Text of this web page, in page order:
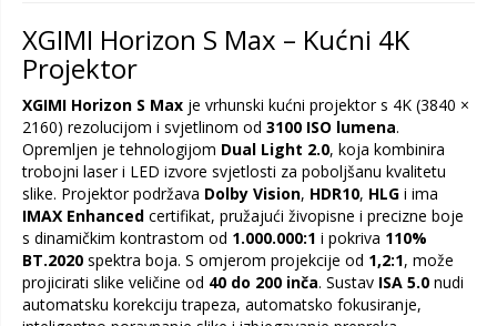
XGIMI Horizon S Max – Kućni 4K
Projektor
XGIMI Horizon S Max je vrhunski kućni projektor s 4K (3840 ×
2160) rezolucijom i svjetlinom od 3100 ISO lumena.
Opremljen je tehnologijom Dual Light 2.0, koja kombinira
trobojni laser i LED izvore svjetlosti za poboljšanu kvalitetu
slike. Projektor podržava Dolby Vision, HDR10, HLG i ima
IMAX Enhanced certifikat, pružajući živopisne i precizne boje
s dinamičkim kontrastom od 1.000.000:1 i pokriva 110%
BT.2020 spektra boja. S omjerom projekcije od 1,2:1, može
projicirati slike veličine od 40 do 200 inča. Sustav ISA 5.0 nudi
automatsku korekciju trapeza, automatsko fokusiranje,